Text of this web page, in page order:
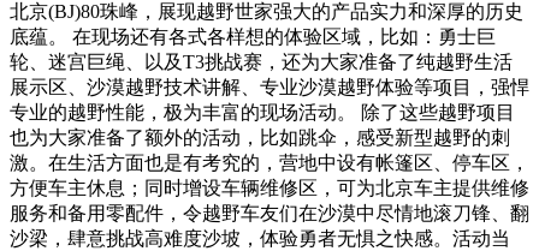
北京(BJ)80珠峰，展现越野世家强大的产品实力和深厚的历史
底蕴。 在现场还有各式各样想的体验区域，比如：勇士巨
轮、迷宫巨绳、以及T3挑战赛，还为大家准备了纯越野生活
展示区、沙漠越野技术讲解、专业沙漠越野体验等项目，强悍
专业的越野性能，极为丰富的现场活动。 除了这些越野项目
也为大家准备了额外的活动，比如跳伞，感受新型越野的刺
激。在生活方面也是有考究的，营地中设有帐篷区、停车区，
方便车主休息；同时增设车辆维修区，可为北京车主提供维修
服务和备用零配件，令越野车友们在沙漠中尽情地滚刀锋、翻
沙梁，肆意挑战高难度沙坡，体验勇者无惧之快感。活动当